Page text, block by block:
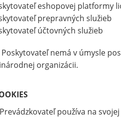
eshopovej platformy
prepravných služieb
účtovných služieb
nemá v úmysle
organizácii.
používa na